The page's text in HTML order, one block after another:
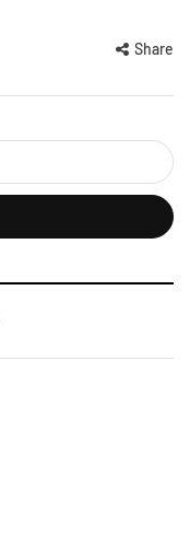
Share